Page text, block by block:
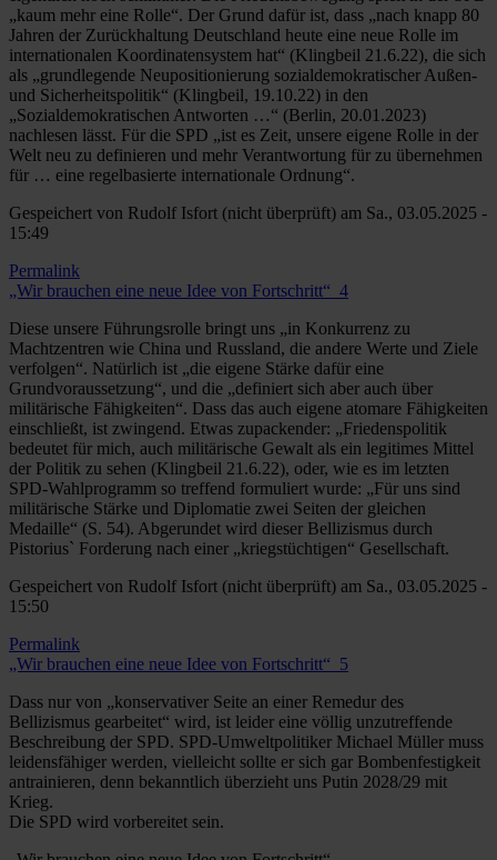
„kaum mehr eine Rolle“. Der Grund dafür ist, dass „nach knapp 80
Jahren der Zurückhaltung Deutschland heute eine neue Rolle im
internationalen Koordinatensystem hat“ (Klingbeil 21.6.22), die sich
als „grundlegende Neupositionierung sozialdemokratischer Außen-
und Sicherheitspolitik“ (Klingbeil, 19.10.22) in den
„Sozialdemokratischen Antworten …“ (Berlin, 20.01.2023)
nachlesen lässt. Für die SPD „ist es Zeit, unsere eigene Rolle in der
Welt neu zu definieren und mehr Verantwortung für zu übernehmen
für … eine regelbasierte internationale Ordnung“.
Gespeichert von Rudolf Isfort (nicht überprüft) am Sa., 03.05.2025 -
15:49
Permalink
„Wir brauchen eine neue Idee von Fortschritt“_4
Diese unsere Führungsrolle bringt uns „in Konkurrenz zu
Machtzentren wie China und Russland, die andere Werte und Ziele
verfolgen“. Natürlich ist „die eigene Stärke dafür eine
Grundvoraussetzung“, und die „definiert sich aber auch über
militärische Fähigkeiten“. Dass das auch eigene atomare Fähigkeiten
einschließt, ist zwingend. Etwas zupackender: „Friedenspolitik
bedeutet für mich, auch militärische Gewalt als ein legitimes Mittel
der Politik zu sehen (Klingbeil 21.6.22), oder, wie es im letzten
SPD-Wahlprogramm so treffend formuliert wurde: „Für uns sind
militärische Stärke und Diplomatie zwei Seiten der gleichen
Medaille“ (S. 54). Abgerundet wird dieser Bellizismus durch
Pistorius` Forderung nach einer „kriegstüchtigen“ Gesellschaft.
Gespeichert von Rudolf Isfort (nicht überprüft) am Sa., 03.05.2025 -
15:50
Permalink
„Wir brauchen eine neue Idee von Fortschritt“_5
Dass nur von „konservativer Seite an einer Remedur des
Bellizismus gearbeitet“ wird, ist leider eine völlig unzutreffende
Beschreibung der SPD. SPD-Umweltpolitiker Michael Müller muss
leidensfähiger werden, vielleicht sollte er sich gar Bombenfestigkeit
antrainieren, denn bekanntlich überzieht uns Putin 2028/29 mit
Krieg.
Die SPD wird vorbereitet sein.